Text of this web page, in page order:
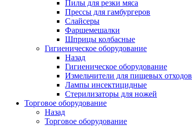
Пилы для резки мяса
Прессы для гамбургеров
Слайсеры
Фаршемешалки
Шприцы колбасные
Гигиеническое оборудование
Назад
Гигиеническое оборудование
Измельчители для пищевых отходов
Лампы инсектицидные
Стерилизаторы для ножей
Торговое оборудование
Назад
Торговое оборудование